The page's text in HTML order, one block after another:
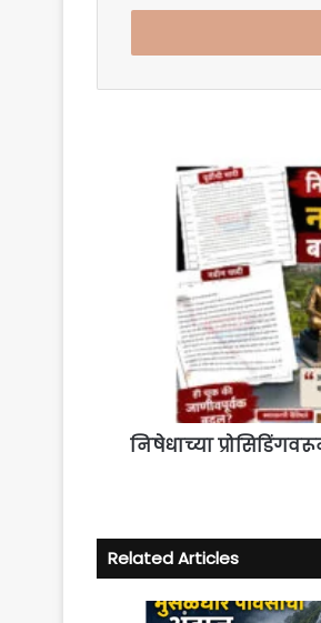
Email
निषेधाच्या
Related Articles